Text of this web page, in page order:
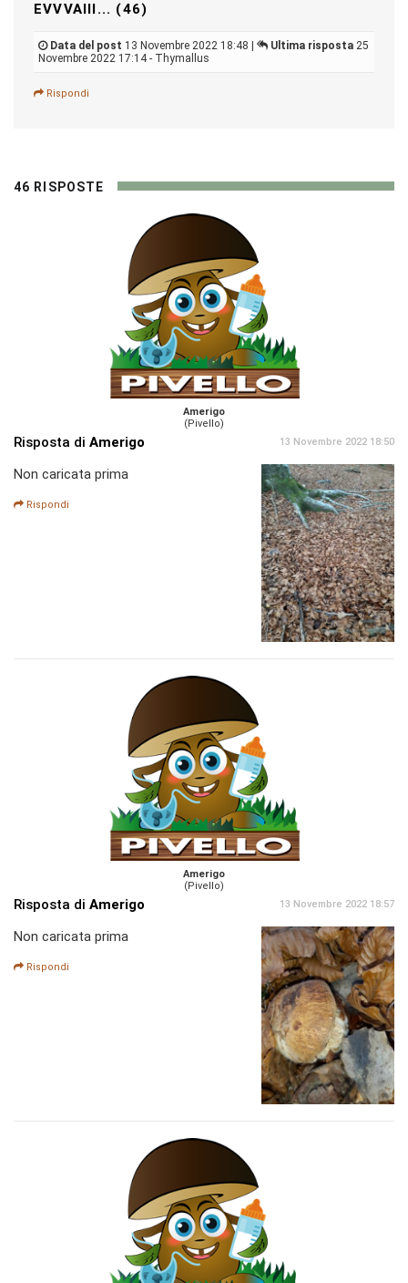
EVVVAIII... (46)
Data del post 13 Novembre 2022 18:48 | Ultima risposta 25
Novembre 2022 17:14 - Thymallus
Rispondi
46 RISPOSTE
Amerigo
(Pivello)
Risposta di Amerigo 13 Novembre 2022 18:50
Non caricata prima
Rispondi
Amerigo
(Pivello)
Risposta di Amerigo 13 Novembre 2022 18:57
Non caricata prima
Rispondi